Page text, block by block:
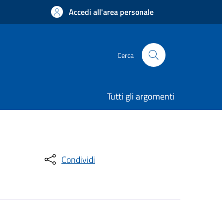
Accedi all'area personale
Cerca
Tutti gli argomenti
Condividi